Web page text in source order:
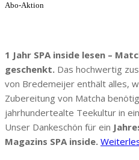
Abo-Aktion
1 Jahr SPA inside lesen –
geschenkt. Das hochwertig
von Bredemeijer enthält alles,
Zubereitung von Matcha
jahrhundertealte Teekultur in
Unser Dankeschön für ein
Magazins SPA inside.